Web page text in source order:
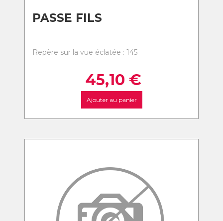
PASSE FILS
Repère sur la vue éclatée : 145
45,10 €
Ajouter au panier